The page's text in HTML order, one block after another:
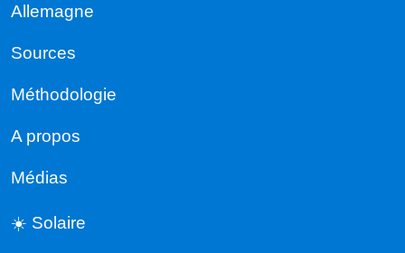
Allemagne
Sources
Méthodologie
A propos
Médias
☀️ Solaire